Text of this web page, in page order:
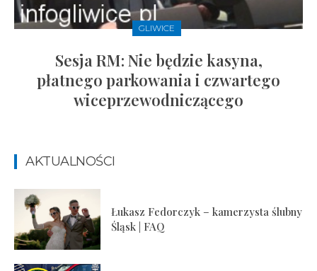
GLIWICE
Sesja RM: Nie będzie kasyna,
płatnego parkowania i czwartego
wiceprzewodniczącego
AKTUALNOŚCI
Łukasz Fedorczyk – kamerzysta ślubny
Śląsk | FAQ